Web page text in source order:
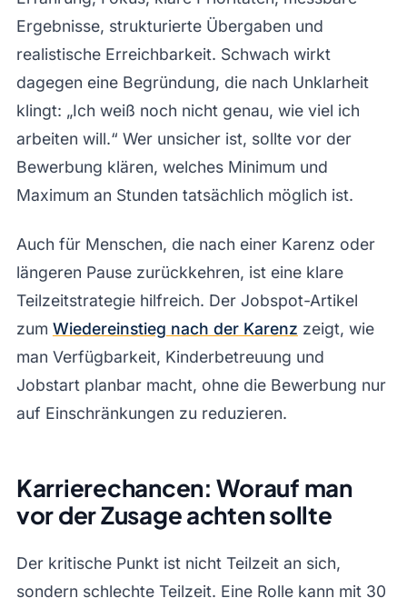
Ergebnisse, strukturierte Übergaben und
realistische Erreichbarkeit. Schwach wirkt
dagegen eine Begründung, die nach Unklarheit
klingt: „Ich weiß noch nicht genau, wie viel ich
arbeiten will.“ Wer unsicher ist, sollte vor der
Bewerbung klären, welches Minimum und
Maximum an Stunden tatsächlich möglich ist.
Auch für Menschen, die nach einer Karenz oder
längeren Pause zurückkehren, ist eine klare
Teilzeitstrategie hilfreich. Der Jobspot-Artikel
zum Wiedereinstieg nach der Karenz zeigt, wie
man Verfügbarkeit, Kinderbetreuung und
Jobstart planbar macht, ohne die Bewerbung nur
auf Einschränkungen zu reduzieren.
Karrierechancen: Worauf man
vor der Zusage achten sollte
Der kritische Punkt ist nicht Teilzeit an sich,
sondern schlechte Teilzeit. Eine Rolle kann mit 30